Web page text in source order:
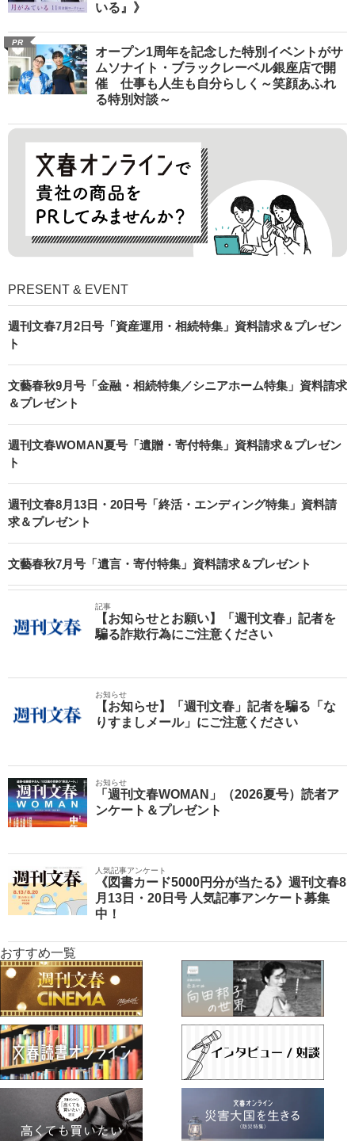
いる』》
PR
オープン1周年を記念した特別イベントがサ
ムソナイト・ブラックレーベル銀座店で開
催 仕事も人生も自分らしく～笑顔あふれ
る特別対談～
PRESENT & EVENT
週刊文春7月2日号「資産運用・相続特集」資料請求＆プレゼン
ト
文藝春秋9月号「金融・相続特集／シニアホーム特集」資料請求
＆プレゼント
週刊文春WOMAN夏号「遺贈・寄付特集」資料請求＆プレゼン
ト
週刊文春8月13日・20日号「終活・エンディング特集」資料請
求＆プレゼント
文藝春秋7月号「遺言・寄付特集」資料請求＆プレゼント
記事
【お知らせとお願い】「週刊文春」記者を
騙る詐欺行為にご注意ください
お知らせ
【お知らせ】「週刊文春」記者を騙る「な
りすましメール」にご注意ください
お知らせ
「週刊文春WOMAN」（2026夏号）読者ア
ンケート＆プレゼント
人気記事アンケート
《図書カード5000円分が当たる》週刊文春8
月13日・20日号 人気記事アンケート募集
中！
おすすめ一覧